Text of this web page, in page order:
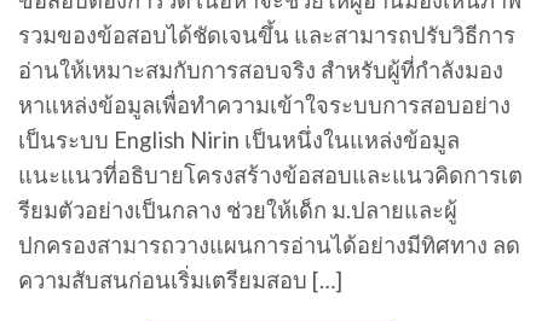
รวมของข้อสอบได้ชัดเจนขึ้น และสามารถปรับวิธีการ
อ่านให้เหมาะสมกับการสอบจริง สำหรับผู้ที่กำลังมอง
หาแหล่งข้อมูลเพื่อทำความเข้าใจระบบการสอบอย่าง
เป็นระบบ English Nirin เป็นหนึ่งในแหล่งข้อมูล
แนะแนวที่อธิบายโครงสร้างข้อสอบและแนวคิดการเต
รียมตัวอย่างเป็นกลาง ช่วยให้เด็ก ม.ปลายและผู้
ปกครองสามารถวางแผนการอ่านได้อย่างมีทิศทาง ลด
ความสับสนก่อนเริ่มเตรียมสอบ […]